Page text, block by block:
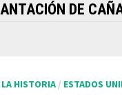
DE
LA HISTORIA / ESTADOS